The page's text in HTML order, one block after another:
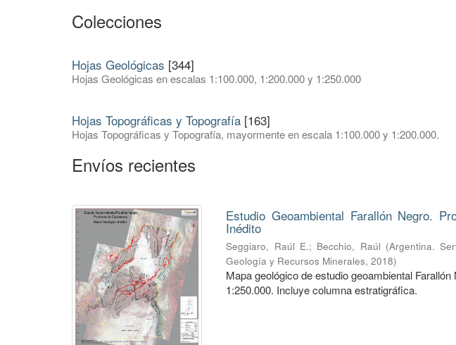
Colecciones
Hojas Geológicas [344]
Hojas Geológicas en escalas 1:100.000, 1:200.000 y 1:250.000
Hojas Topográficas y Topografía [163]
Hojas Topográficas y Topografía, mayormente en escala 1:100.000 y 1:200.000.
Envíos recientes
Estudio Geoambiental Farallón Negro.
Inédito
Seggiaro, Raúl E.; Becchio, Raúl (Argentina.
Geología y Recursos Minerales,2018)
Mapa geológico de estudio geoambiental
1:250.000. Incluye columna estratigráfica.